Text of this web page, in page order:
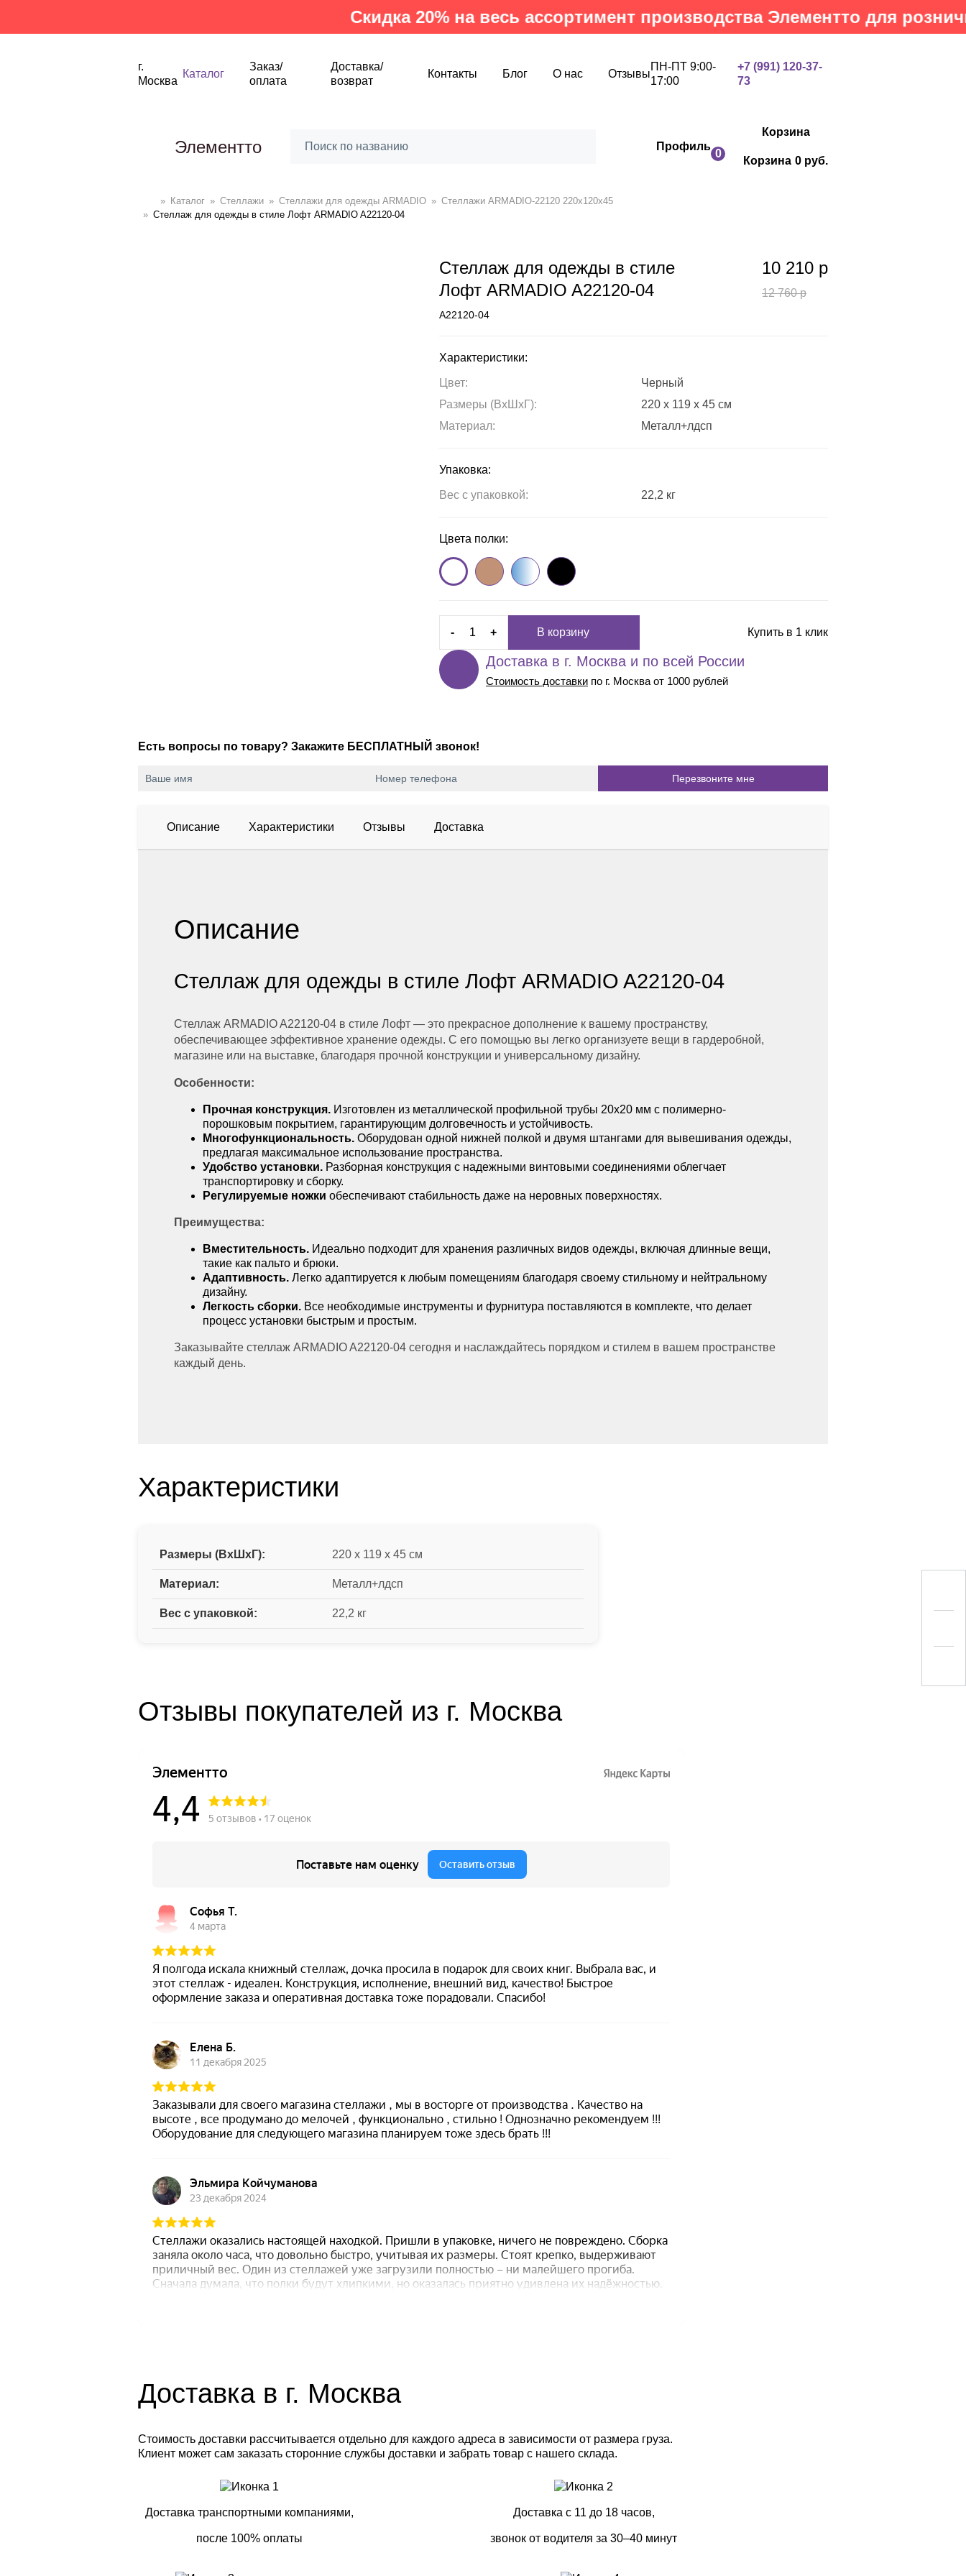
Скидка 20% на весь ассортимент производства Элементто для розничных
г.
Москва
Каталог
Заказ/
оплата
Доставка/
возврат
Контакты Блог О нас Отзывы
ПН-ПТ 9:00-
17:00
+7 (991) 120-37-
73
Элементто Профиль
Корзина
0
Корзина 0 руб.
» Каталог » Стеллажи » Cтеллажи для одежды ARMADIO » Стеллажи ARMADIO-22120 220х120х45
» Стеллаж для одежды в стиле Лофт ARMADIO A22120-04
Стеллаж для одежды в стиле
Лофт ARMADIO A22120-04
A22120-04
10 210 р
12 760р
Характеристики:
Цвет:
Черный
Размеры (ВxШxГ):
220 x 119 x 45 см
Материал:
Металл+лдсп
Упаковка:
Вес с упаковкой: 22,2 кг
Цвета полки:
- + В корзину Купить в 1 клик
Доставка в г. Москва и по всей России
Стоимость доставки по г. Москва от 1000 рублей
Есть вопросы по товару? Закажите БЕСПЛАТНЫЙ звонок!
Описание Характеристики Отзывы Доставка
Описание
Стеллаж для одежды в стиле Лофт ARMADIO A22120-04
Стеллаж ARMADIO A22120-04 в стиле Лофт — это прекрасное дополнение к вашему пространству,
обеспечивающее эффективное хранение одежды. С его помощью вы легко организуете вещи в гардеробной,
магазине или на выставке, благодаря прочной конструкции и универсальному дизайну.
Особенности:
Прочная конструкция. Изготовлен из металлической профильной трубы 20х20 мм с полимерно-
порошковым покрытием, гарантирующим долговечность и устойчивость.
Многофункциональность. Оборудован одной нижней полкой и двумя штангами для вывешивания одежды,
предлагая максимальное использование пространства.
Удобство установки. Разборная конструкция с надежными винтовыми соединениями облегчает
транспортировку и сборку.
Регулируемые ножки обеспечивают стабильность даже на неровных поверхностях.
Преимущества:
Вместительность. Идеально подходит для хранения различных видов одежды, включая длинные вещи,
такие как пальто и брюки.
Адаптивность. Легко адаптируется к любым помещениям благодаря своему стильному и нейтральному
дизайну.
Легкость сборки. Все необходимые инструменты и фурнитура поставляются в комплекте, что делает
процесс установки быстрым и простым.
Заказывайте стеллаж ARMADIO A22120-04 сегодня и наслаждайтесь порядком и стилем в вашем пространстве
каждый день.
Характеристики
Размеры (ВxШxГ): 220 x 119 x 45 см
Материал: Металл+лдсп
Вес с упаковкой: 22,2 кг
Отзывы покупателей из г. Москва
Доставка в г. Москва
Стоимость доставки рассчитывается отдельно для каждого адреса в зависимости от размера груза.
Клиент может сам заказать сторонние службы доставки и забрать товар с нашего склада.
Доставка транспортными компаниями,
после 100% оплаты
Доставка с 11 до 18 часов,
звонок от водителя за 30–40 минут